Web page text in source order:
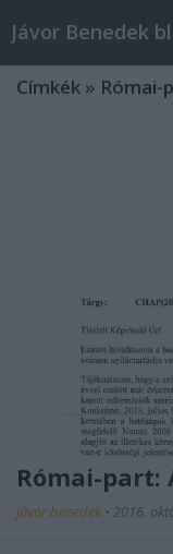
Jávor Benedek
Címkék » Római-
Római-part:
jávor benedek • 2016.